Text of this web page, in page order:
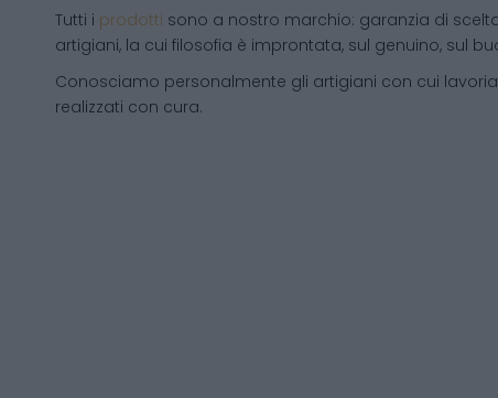
Tutti i prodotti sono a nostro marchio: garanzia di
artigiani, la cui filosofia è improntata, sul genuino, sul
Conosciamo personalmente gli artigiani con cui
realizzati con cura.